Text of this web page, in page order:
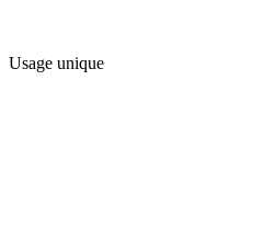
Usage unique